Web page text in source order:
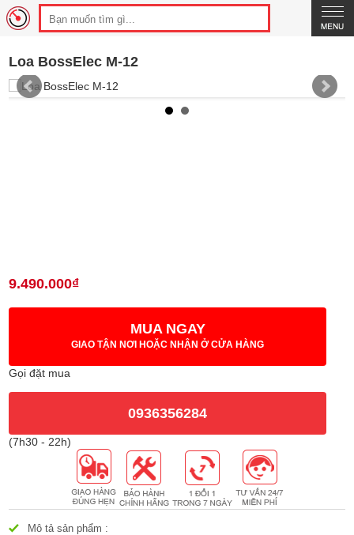
Loa BossElec M-12
9.490.000₫
MUA NGAY
GIAO TẬN NƠI HOẶC NHẬN Ở CỬA HÀNG
Gọi đặt mua
0936356284
(7h30 - 22h)
Mô tả sản phẩm :